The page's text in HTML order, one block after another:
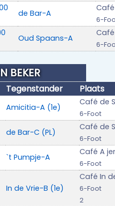
de Bar-A
6-
Oud Spaans-A
6-
BEKER
Tegenstander Plaats
Amicitia-A (1e)
Café de
6-Foot
de Bar-C (PL)
Café de
6-Foot
`t Pumpje-A
Café A
6-Foot
In de Vrie-B (1e)
Café In
6-Foot
2